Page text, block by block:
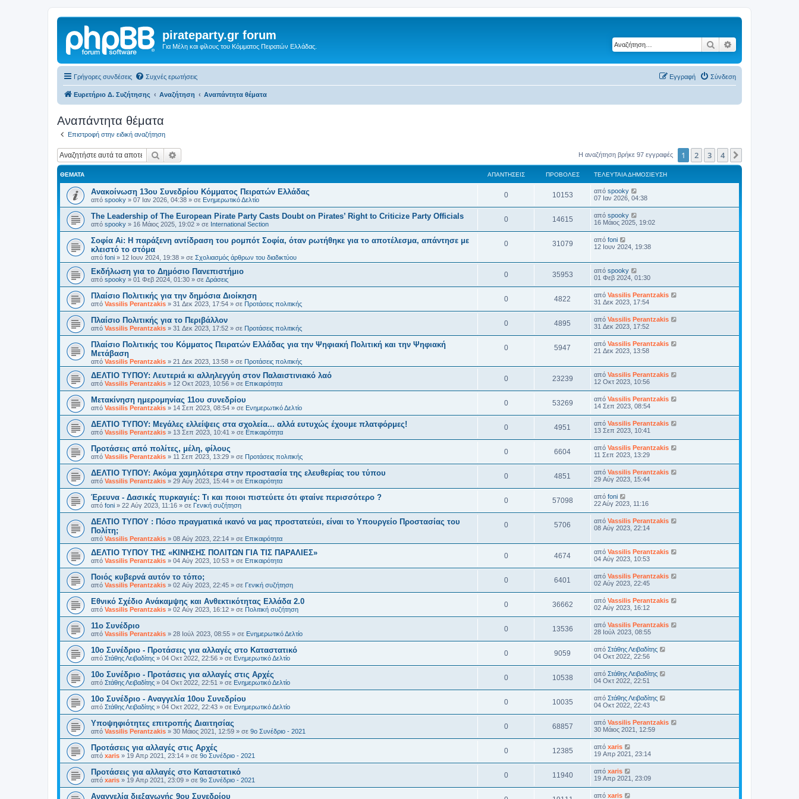
pirateparty.gr forum
Για Μέλη και φίλους του Κόμματος Πειρατών Ελλάδας. Αναζήτηση
Γρήγορες συνδέσεις Συχνές ερωτήσεις Σύνδεση
Εγγραφή
Ευρετήριο Δ. Συζήτησης Αναζήτηση Αναπάντητα θέματα
Αναπάντητα θέματα
Επιστροφή στην ειδική αναζήτηση
Αναζήτηση Η αναζήτηση βρήκε 97 εγγραφές 1 2 3 4
ΘΈΜΑΤΑ ΑΠΑΝΤΉΣΕΙΣ ΠΡΟΒΟΛΈΣ ΤΕΛΕΥΤΑΊΑ ΔΗΜΟΣΊΕΥΣΗ
Ανακοίνωση 13ου Συνεδρίου Κόμματος Πειρατών Ελλάδας
από spooky » 07 Ιαν 2026, 04:38 » σε Ενημερωτικό Δελτίο
0 10153 από spooky
07 Ιαν 2026, 04:38
The Leadership of The European Pirate Party Casts Doubt on Pirates’ Right to Criticize Party Officials
από spooky » 16 Μάιος 2025, 19:02 » σε International Section
0 14615 από spooky
16 Μάιος 2025, 19:02
Σοφία Ai: Η παράξενη αντίδραση του ρομπότ Σοφία, όταν ρωτήθηκε για το αποτέλεσμα, απάντησε με
κλειστό το στόμα
από foni » 12 Ιουν 2024, 19:38 » σε Σχολιασμός άρθρων του διαδικτύου
0 31079 από foni
12 Ιουν 2024, 19:38
Εκδήλωση για το Δημόσιο Πανεπιστήμιο
από spooky » 01 Φεβ 2024, 01:30 » σε Δράσεις
0 35953 από spooky
01 Φεβ 2024, 01:30
Πλαίσιο Πολιτικής για την δημόσια Διοίκηση
από Vassilis Perantzakis » 31 Δεκ 2023, 17:54 » σε Προτάσεις πολιτικής
0 4822 από Vassilis Perantzakis
31 Δεκ 2023, 17:54
Πλαίσιο Πολιτικής για το Περιβάλλον
από Vassilis Perantzakis » 31 Δεκ 2023, 17:52 » σε Προτάσεις πολιτικής
0 4895 από Vassilis Perantzakis
31 Δεκ 2023, 17:52
Πλαίσιο Πολιτικής του Κόμματος Πειρατών Ελλάδας για την Ψηφιακή Πολιτική και την Ψηφιακή
Μετάβαση
από Vassilis Perantzakis » 21 Δεκ 2023, 13:58 » σε Προτάσεις πολιτικής
0 5947 από Vassilis Perantzakis
21 Δεκ 2023, 13:58
ΔΕΛΤΙΟ ΤΥΠΟΥ: Λευτεριά κι αλληλεγγύη στον Παλαιστινιακό λαό
από Vassilis Perantzakis » 12 Οκτ 2023, 10:56 » σε Επικαιρότητα
0 23239 από Vassilis Perantzakis
12 Οκτ 2023, 10:56
Μετακίνηση ημερομηνίας 11ου συνεδρίου
από Vassilis Perantzakis » 14 Σεπ 2023, 08:54 » σε Ενημερωτικό Δελτίο
0 53269 από Vassilis Perantzakis
14 Σεπ 2023, 08:54
ΔΕΛΤΙΟ ΤΥΠΟΥ: Μεγάλες ελλείψεις στα σχολεία... αλλά ευτυχώς έχουμε πλατφόρμες!
από Vassilis Perantzakis » 13 Σεπ 2023, 10:41 » σε Επικαιρότητα
0 4951 από Vassilis Perantzakis
13 Σεπ 2023, 10:41
Προτάσεις από πολίτες, μέλη, φίλους
από Vassilis Perantzakis » 11 Σεπ 2023, 13:29 » σε Προτάσεις πολιτικής
0 6604 από Vassilis Perantzakis
11 Σεπ 2023, 13:29
ΔΕΛΤΙΟ ΤΥΠΟΥ: Ακόμα χαμηλότερα στην προστασία της ελευθερίας του τύπου
από Vassilis Perantzakis » 29 Αύγ 2023, 15:44 » σε Επικαιρότητα
0 4851 από Vassilis Perantzakis
29 Αύγ 2023, 15:44
Έρευνα - Δασικές πυρκαγιές: Τι και ποιοι πιστεύετε ότι φταίνε περισσότερο ?
από foni » 22 Αύγ 2023, 11:16 » σε Γενική συζήτηση
0 57098 από foni
22 Αύγ 2023, 11:16
ΔΕΛΤΙΟ ΤΥΠΟΥ : Πόσο πραγματικά ικανό να μας προστατεύει, είναι το Υπουργείο Προστασίας του
Πολίτη;
από Vassilis Perantzakis » 08 Αύγ 2023, 22:14 » σε Επικαιρότητα
0 5706 από Vassilis Perantzakis
08 Αύγ 2023, 22:14
ΔΕΛΤΙΟ ΤΥΠΟΥ ΤΗΣ «ΚΙΝΗΣΗΣ ΠΟΛΙΤΩΝ ΓΙΑ ΤΙΣ ΠΑΡΑΛΙΕΣ»
από Vassilis Perantzakis » 04 Αύγ 2023, 10:53 » σε Επικαιρότητα
0 4674 από Vassilis Perantzakis
04 Αύγ 2023, 10:53
Ποιός κυβερνά αυτόν το τόπο;
από Vassilis Perantzakis » 02 Αύγ 2023, 22:45 » σε Γενική συζήτηση
0 6401 από Vassilis Perantzakis
02 Αύγ 2023, 22:45
Eθνικό Σχέδιο Ανάκαμψης και Ανθεκτικότητας Ελλάδα 2.0
από Vassilis Perantzakis » 02 Αύγ 2023, 16:12 » σε Πολιτική συζήτηση
0 36662 από Vassilis Perantzakis
02 Αύγ 2023, 16:12
11o Συνέδριο
από Vassilis Perantzakis » 28 Ιούλ 2023, 08:55 » σε Ενημερωτικό Δελτίο
0 13536 από Vassilis Perantzakis
28 Ιούλ 2023, 08:55
10ο Συνέδριο - Προτάσεις για αλλαγές στο Καταστατικό
από Στάθης Λειβαδίτης » 04 Οκτ 2022, 22:56 » σε Ενημερωτικό Δελτίο
0 9059 από Στάθης Λειβαδίτης
04 Οκτ 2022, 22:56
10ο Συνέδριο - Προτάσεις για αλλαγές στις Αρχές
από Στάθης Λειβαδίτης » 04 Οκτ 2022, 22:51 » σε Ενημερωτικό Δελτίο
0 10538 από Στάθης Λειβαδίτης
04 Οκτ 2022, 22:51
10ο Συνέδριο - Αναγγελία 10ου Συνεδρίου
από Στάθης Λειβαδίτης » 04 Οκτ 2022, 22:43 » σε Ενημερωτικό Δελτίο
0 10035 από Στάθης Λειβαδίτης
04 Οκτ 2022, 22:43
Υποψηφιότητες επιτροπής Διαιτησίας
από Vassilis Perantzakis » 30 Μάιος 2021, 12:59 » σε 9ο Συνέδριο - 2021
0 68857 από Vassilis Perantzakis
30 Μάιος 2021, 12:59
Προτάσεις για αλλαγές στις Αρχές
από xaris » 19 Απρ 2021, 23:14 » σε 9ο Συνέδριο - 2021
0 12385 από xaris
19 Απρ 2021, 23:14
Προτάσεις για αλλαγές στο Καταστατικό
από xaris » 19 Απρ 2021, 23:09 » σε 9ο Συνέδριο - 2021
0 11940 από xaris
19 Απρ 2021, 23:09
Αναγγελία διεξαγωγής 9ου Συνεδρίου από xaris